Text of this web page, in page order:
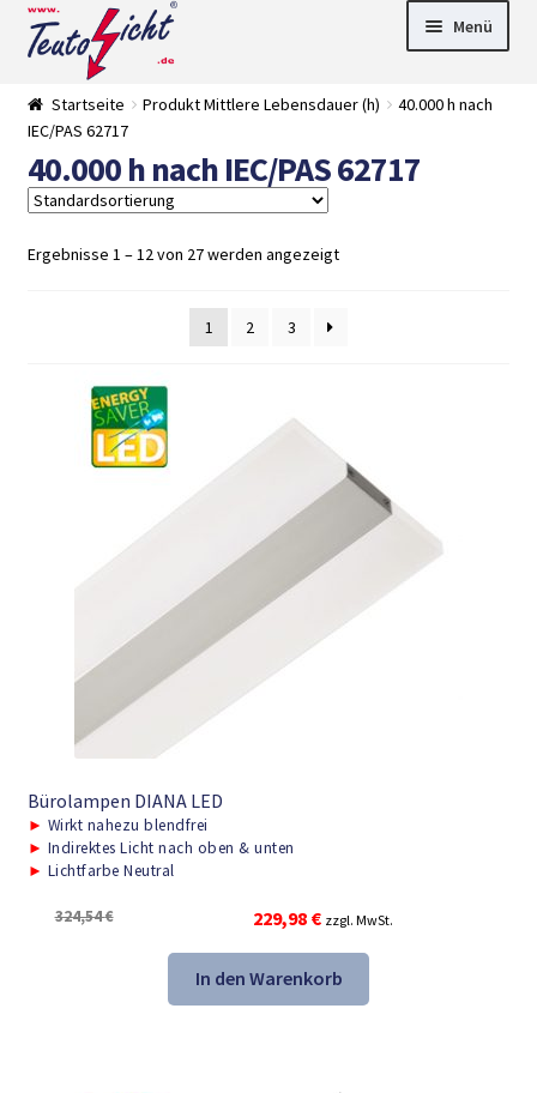
Zur
Navigation
springen
Springe
zum
Menü
► LED Panel
►
t
Downlights
►
Deckenleuch
►
Startseite Produkt Mittlere Lebensdauer (h)
40.000 h nach
IEC/PAS 62717
40.000 h nach IEC/PAS 62717
Ergebnisse 1 – 12 von 27 werden angezeigt
1 2 3
Bürolampen DIANA LED
► Wirkt nahezu blendfrei
► Indirektes Licht nach oben & unten
► Lichtfarbe Neutral
324,54€
Ursprünglicher
war:
324,54 €
229,98 €Aktueller
ist:
229,98 €.
zzgl. MwSt.
In den Warenkorb